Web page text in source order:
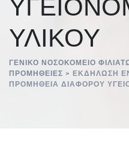
ΥΛΙΚΟΥ
ΓΕΝΙΚΌ ΝΟΣΟΚΟΜΕΊΟ
ΠΡΟΜΉΘΕΙΕΣ > ΕΚΔΗΛΩΣΗ
ΠΡΟΜΗΘΕΙΑ ΔΙΑΦΟΡΟΥ